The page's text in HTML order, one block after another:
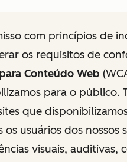
com princípios de
os requisitos de
Conteúdo Web
para o público.
que
usuários dos nossos
visuais, auditivas,